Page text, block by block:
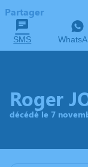
Partager
SMS
Roger
décédé le 7